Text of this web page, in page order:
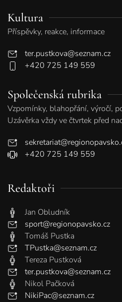
Kultura
Příspěvky, reakce, informace
ter.pustkova@seznam.cz
+420 725 149 559
Společenská rubrika
Vzpomínky, blahopřání, výročí,
Uzávěrka vždy ve čtvrtek před
+420 725 149 559
Redaktoři
Jan Obludník
sport@regionopavsko.cz
Tomáš Pustka
TPustka@seznam.cz
Tereza Pustková
ter.pustkova@seznam.cz
Nikol Pačková
NikiPac@seznam.cz